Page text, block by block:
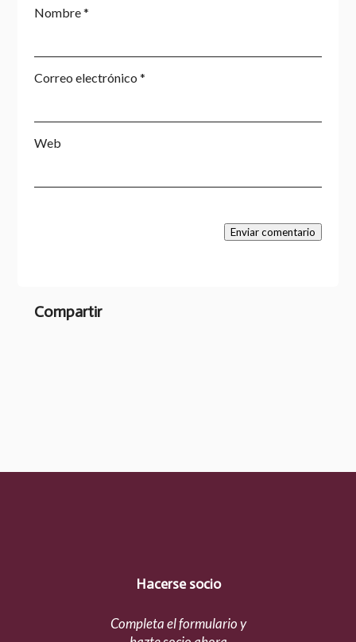
Nombre*
Correo electrónico *
Web
Enviar comentario
Compartir
Hacerse socio
Completa el formulario y